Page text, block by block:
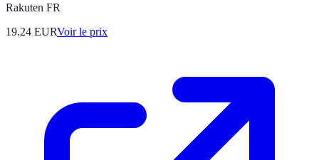
Rakuten FR
19.24 EURVoir le prix